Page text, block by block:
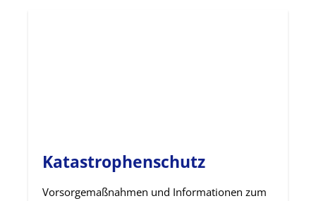
Katastrophenschutz
Vorsorgemaßnahmen und Informationen zum